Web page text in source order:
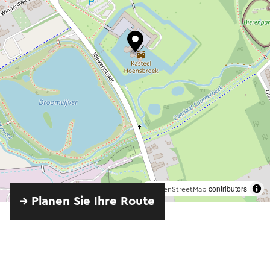
OpenStreetMap contributors
→ Planen Sie Ihre Route